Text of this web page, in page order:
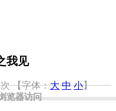
览器访问
我见
次 【字体：大 中 小】